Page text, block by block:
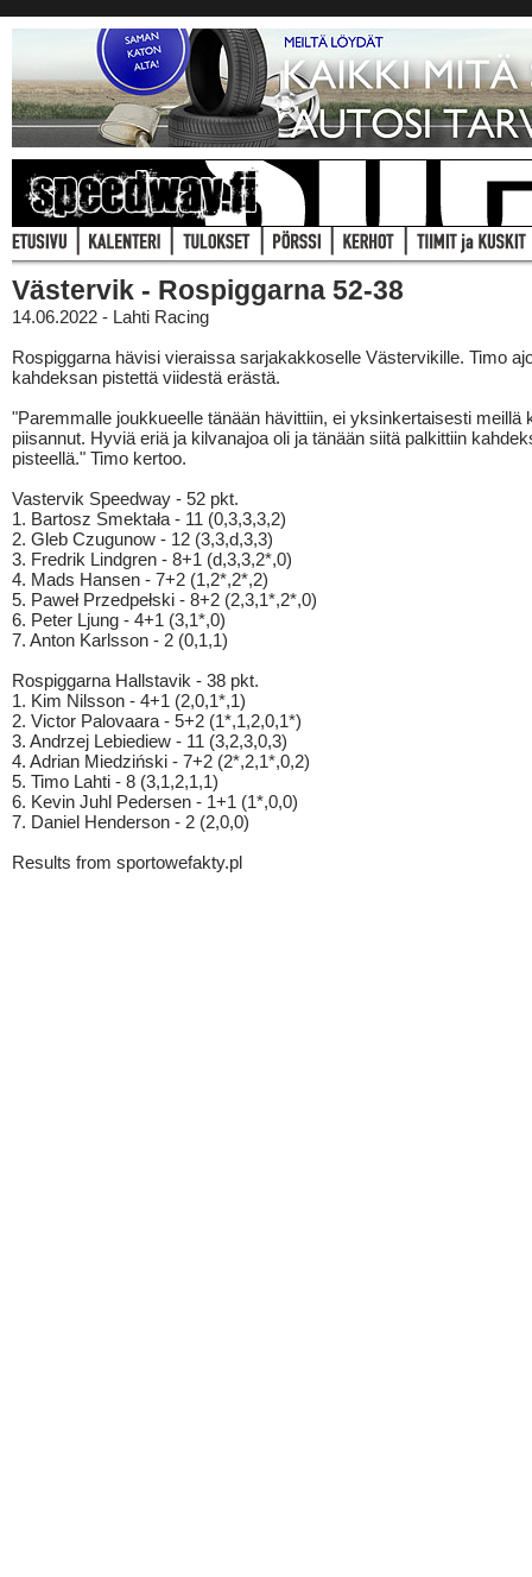
Västervik - Rospiggarna 52-38
14.06.2022 - Lahti Racing
Rospiggarna hävisi vieraissa sarjakakkoselle Västervikille. Timo
kahdeksan pistettä viidestä erästä.
"Paremmalle joukkueelle tänään hävittiin, ei yksinkertaisesti meillä
piisannut. Hyviä eriä ja kilvanajoa oli ja tänään siitä palkittiin
pisteellä." Timo kertoo.
Vastervik Speedway - 52 pkt.
1. Bartosz Smektała - 11 (0,3,3,3,2)
2. Gleb Czugunow - 12 (3,3,d,3,3)
3. Fredrik Lindgren - 8+1 (d,3,3,2*,0)
4. Mads Hansen - 7+2 (1,2*,2*,2)
5. Paweł Przedpełski - 8+2 (2,3,1*,2*,0)
6. Peter Ljung - 4+1 (3,1*,0)
7. Anton Karlsson - 2 (0,1,1)
Rospiggarna Hallstavik - 38 pkt.
1. Kim Nilsson - 4+1 (2,0,1*,1)
2. Victor Palovaara - 5+2 (1*,1,2,0,1*)
3. Andrzej Lebiediew - 11 (3,2,3,0,3)
4. Adrian Miedziński - 7+2 (2*,2,1*,0,2)
5. Timo Lahti - 8 (3,1,2,1,1)
6. Kevin Juhl Pedersen - 1+1 (1*,0,0)
7. Daniel Henderson - 2 (2,0,0)
Results from sportowefakty.pl